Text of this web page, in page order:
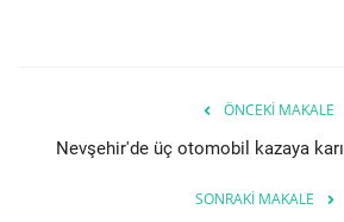
İş & Ekonomi
ÖNCEKI MAKALE
Nevşehir'de üç otomobil kazaya
SONRAKI MAKALE